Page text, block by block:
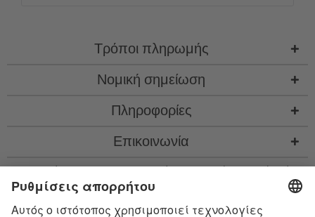
Τρόποι πληρωμής
Νομική σημείωση
Πληροφορίες
Επικοινωνία
παραλαβής, αν δεν περιγράφεται κάτι διαφορετικό